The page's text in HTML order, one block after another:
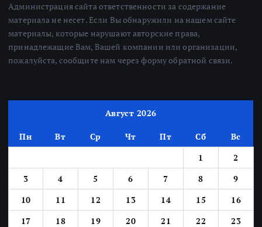
Администрация сайта ответственности за содержание
материала не несет. Если Вы обнаружили на нашем сайте
материалы, которые нарушают авторские права,
принадлежащие Вам, Вашей компании или организации,
пожалуйста, сообщите нам через форму обратной связи.
Август 2026
Пн Вт Ср Чт Пт Сб
Вс
1
2
3
4 5 6 7 8
9
10
11 12 13 14 15
16
17
18 19 20 21 22
23